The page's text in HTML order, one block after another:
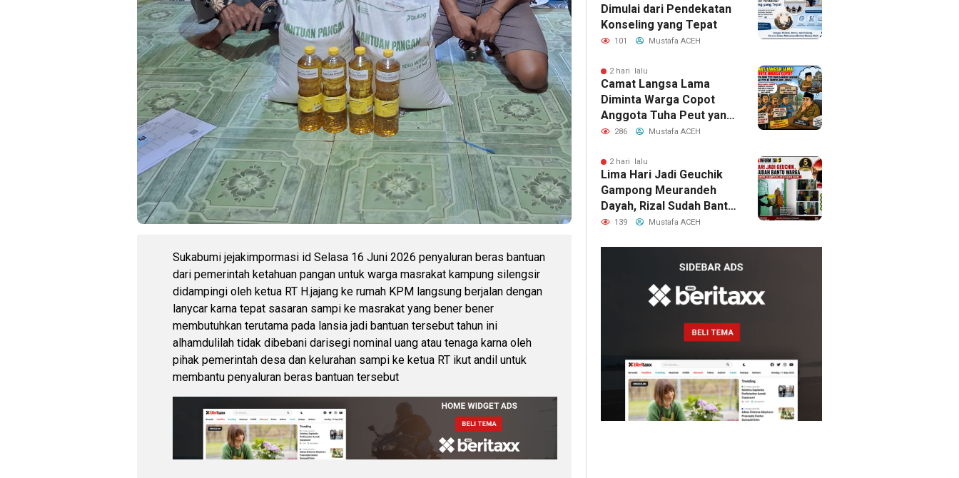
Sukabumi jejakimpormasi id Selasa 16 Juni 2026 penyaluran beras bantuan
dari pemerintah ketahuan pangan untuk warga masrakat kampung silengsir
didampingi oleh ketua RT H.jajang ke rumah KPM langsung berjalan dengan
lanycar karna tepat sasaran sampi ke masrakat yang bener bener
membutuhkan terutama pada lansia jadi bantuan tersebut tahun ini
alhamdulilah tidak dibebani darisegi nominal uang atau tenaga karna oleh
pihak pemerintah desa dan kelurahan sampi ke ketua RT ikut andil untuk
membantu penyaluran beras bantuan tersebut
Dimulai dari Pendekatan
Konseling yang Tepat
101 Mustafa ACEH
2 hari lalu
Camat Langsa Lama
Diminta Warga Copot
Anggota Tuha Peut yang
Rangkap Jabatan
IAIN Langsa
286 Mustafa ACEH
2 hari lalu
Lima Hari Jadi Geuchik
Gampong Meurandeh
Dayah, Rizal Sudah Bantu
Warga Kesulitan
139 Mustafa ACEH